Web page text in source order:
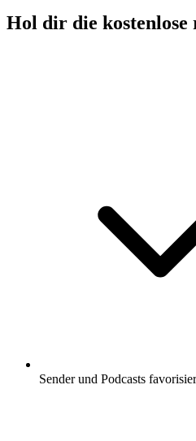
Hol dir die kostenlose
Sender und Podcasts